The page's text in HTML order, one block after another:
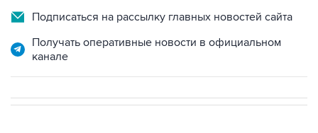
Подписаться на рассылку главных новостей сайта
Получать оперативные новости в официальном
канале